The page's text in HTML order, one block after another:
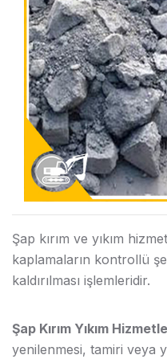
Şap kırım ve yıkım
kaplamaların kontrollü
kaldırılması işlemleridir.
Şap Kırım Yıkım
yenilenmesi, tamiri veya